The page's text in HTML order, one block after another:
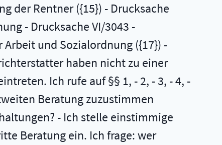
der Rentner ({15}) - Drucksache
- Drucksache VI/3043 -
und Sozialordnung ({17}) -
haben nicht zu einer
Ich rufe auf §§ 1, - 2, - 3, - 4, -
Beratung zuzustimmen
- Ich stelle einstimmige
Beratung ein. Ich frage: wer